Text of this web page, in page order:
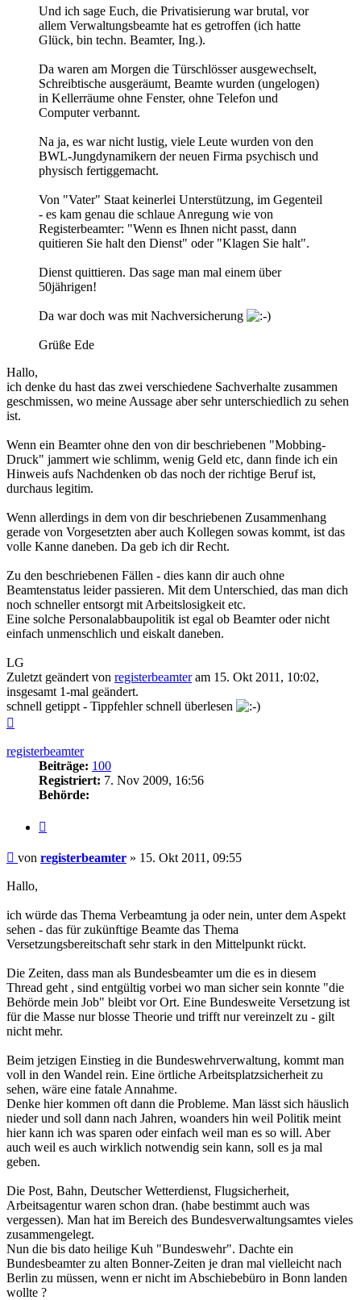
Und ich sage Euch, die Privatisierung war brutal, vor
allem Verwaltungsbeamte hat es getroffen (ich hatte
Glück, bin techn. Beamter, Ing.).
Da waren am Morgen die Türschlösser ausgewechselt,
Schreibtische ausgeräumt, Beamte wurden (ungelogen)
in Kellerräume ohne Fenster, ohne Telefon und
Computer verbannt.
Na ja, es war nicht lustig, viele Leute wurden von den
BWL-Jungdynamikern der neuen Firma psychisch und
physisch fertiggemacht.
Von "Vater" Staat keinerlei Unterstützung, im Gegenteil
- es kam genau die schlaue Anregung wie von
Registerbeamter: "Wenn es Ihnen nicht passt, dann
quitieren Sie halt den Dienst" oder "Klagen Sie halt".
Dienst quittieren. Das sage man mal einem über
50jährigen!
Da war doch was mit Nachversicherung
Grüße Ede
Hallo,
ich denke du hast das zwei verschiedene Sachverhalte zusammen
geschmissen, wo meine Aussage aber sehr unterschiedlich zu sehen
ist.
Wenn ein Beamter ohne den von dir beschriebenen "Mobbing-
Druck" jammert wie schlimm, wenig Geld etc, dann finde ich ein
Hinweis aufs Nachdenken ob das noch der richtige Beruf ist,
durchaus legitim.
Wenn allerdings in dem von dir beschriebenen Zusammenhang
gerade von Vorgesetzten aber auch Kollegen sowas kommt, ist das
volle Kanne daneben. Da geb ich dir Recht.
Zu den beschriebenen Fällen - dies kann dir auch ohne
Beamtenstatus leider passieren. Mit dem Unterschied, das man dich
noch schneller entsorgt mit Arbeitslosigkeit etc.
Eine solche Personalabbaupolitik ist egal ob Beamter oder nicht
einfach unmenschlich und eiskalt daneben.
LG
Zuletzt geändert von registerbeamteram 15. Okt 2011, 10:02,
insgesamt 1-mal geändert.
schnell getippt - Tippfehler schnell überlesen
registerbeamter
Beiträge: 100
Registriert: 7. Nov 2009, 16:56
Behörde:
Beitrag
von registerbeamter » 15. Okt 2011, 09:55
Hallo,
ich würde das Thema Verbeamtung ja oder nein, unter dem Aspekt
sehen - das für zukünftige Beamte das Thema
Versetzungsbereitschaft sehr stark in den Mittelpunkt rückt.
Die Zeiten, dass man als Bundesbeamter um die es in diesem
Thread geht , sind entgültig vorbei wo man sicher sein konnte "die
Behörde mein Job" bleibt vor Ort. Eine Bundesweite Versetzung ist
für die Masse nur blosse Theorie und trifft nur vereinzelt zu - gilt
nicht mehr.
Beim jetzigen Einstieg in die Bundeswehrverwaltung, kommt man
voll in den Wandel rein. Eine örtliche Arbeitsplatzsicherheit zu
sehen, wäre eine fatale Annahme.
Denke hier kommen oft dann die Probleme. Man lässt sich häuslich
nieder und soll dann nach Jahren, woanders hin weil Politik meint
hier kann ich was sparen oder einfach weil man es so will. Aber
auch weil es auch wirklich notwendig sein kann, soll es ja mal
geben.
Die Post, Bahn, Deutscher Wetterdienst, Flugsicherheit,
Arbeitsagentur waren schon dran. (habe bestimmt auch was
vergessen). Man hat im Bereich des Bundesverwaltungsamtes vieles
zusammengelegt.
Nun die bis dato heilige Kuh "Bundeswehr". Dachte ein
Bundesbeamter zu alten Bonner-Zeiten je dran mal vielleicht nach
Berlin zu müssen, wenn er nicht im Abschiebebüro in Bonn landen
wollte ?